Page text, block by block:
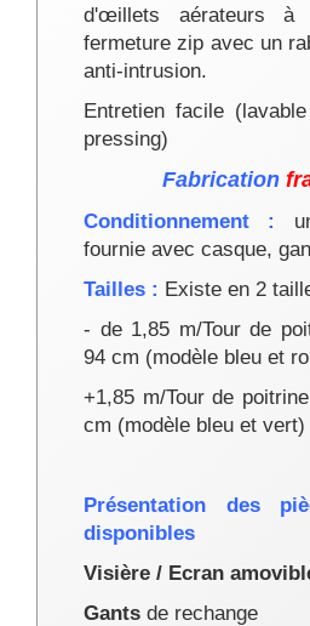
d'œillets aérateurs à
fermeture zip avec un
anti-intrusion.
Entretien facile
pressing)
Fabrication
Conditionnement :
fournie avec casque,
Tailles : Existe en 2
- de 1,85 m/Tour de
94 cm (modèle bleu et
+1,85 m/Tour de
cm (modèle bleu et vert)
Présentation des
disponibles
Visière / Ecran
Gants de rechange